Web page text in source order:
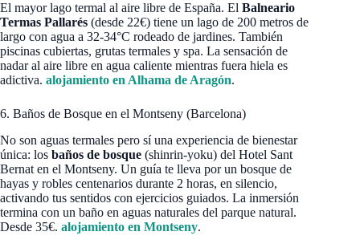
El mayor lago termal al aire libre de España. El Balneario
Termas Pallarés (desde 22€) tiene un lago de 200 metros de
largo con agua a 32-34°C rodeado de jardines. También
piscinas cubiertas, grutas termales y spa. La sensación de
nadar al aire libre en agua caliente mientras fuera hiela es
adictiva. alojamiento en Alhama de Aragón.
6. Baños de Bosque en el Montseny (Barcelona)
No son aguas termales pero sí una experiencia de bienestar
única: los baños de bosque (shinrin-yoku) del Hotel Sant
Bernat en el Montseny. Un guía te lleva por un bosque de
hayas y robles centenarios durante 2 horas, en silencio,
activando tus sentidos con ejercicios guiados. La inmersión
termina con un baño en aguas naturales del parque natural.
Desde 35€. alojamiento en Montseny.